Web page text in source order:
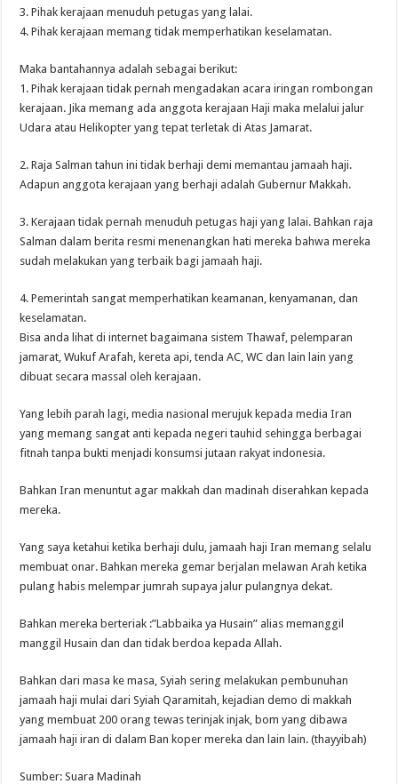
3. Pihak kerajaan menuduh petugas yang lalai.
4. Pihak kerajaan memang tidak memperhatikan keselamatan.
Maka bantahannya adalah sebagai berikut:
1. Pihak kerajaan tidak pernah mengadakan acara iringan rombongan
kerajaan. Jika memang ada anggota kerajaan Haji maka melalui jalur
Udara atau Helikopter yang tepat terletak di Atas Jamarat.
2. Raja Salman tahun ini tidak berhaji demi memantau jamaah haji.
Adapun anggota kerajaan yang berhaji adalah Gubernur Makkah.
3. Kerajaan tidak pernah menuduh petugas haji yang lalai. Bahkan raja
Salman dalam berita resmi menenangkan hati mereka bahwa mereka
sudah melakukan yang terbaik bagi jamaah haji.
4. Pemerintah sangat memperhatikan keamanan, kenyamanan, dan
keselamatan.
Bisa anda lihat di internet bagaimana sistem Thawaf, pelemparan
jamarat, Wukuf Arafah, kereta api, tenda AC, WC dan lain lain yang
dibuat secara massal oleh kerajaan.
Yang lebih parah lagi, media nasional merujuk kepada media Iran
yang memang sangat anti kepada negeri tauhid sehingga berbagai
fitnah tanpa bukti menjadi konsumsi jutaan rakyat indonesia.
Bahkan Iran menuntut agar makkah dan madinah diserahkan kepada
mereka.
Yang saya ketahui ketika berhaji dulu, jamaah haji Iran memang selalu
membuat onar. Bahkan mereka gemar berjalan melawan Arah ketika
pulang habis melempar jumrah supaya jalur pulangnya dekat.
Bahkan mereka berteriak :”Labbaika ya Husain” alias memanggil
manggil Husain dan dan tidak berdoa kepada Allah.
Bahkan dari masa ke masa, Syiah sering melakukan pembunuhan
jamaah haji mulai dari Syiah Qaramitah, kejadian demo di makkah
yang membuat 200 orang tewas terinjak injak, bom yang dibawa
jamaah haji iran di dalam Ban koper mereka dan lain lain. (thayyibah)
Sumber: Suara Madinah